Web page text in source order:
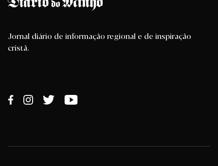
Jornal diário de informação regional e de inspiração
cristã.